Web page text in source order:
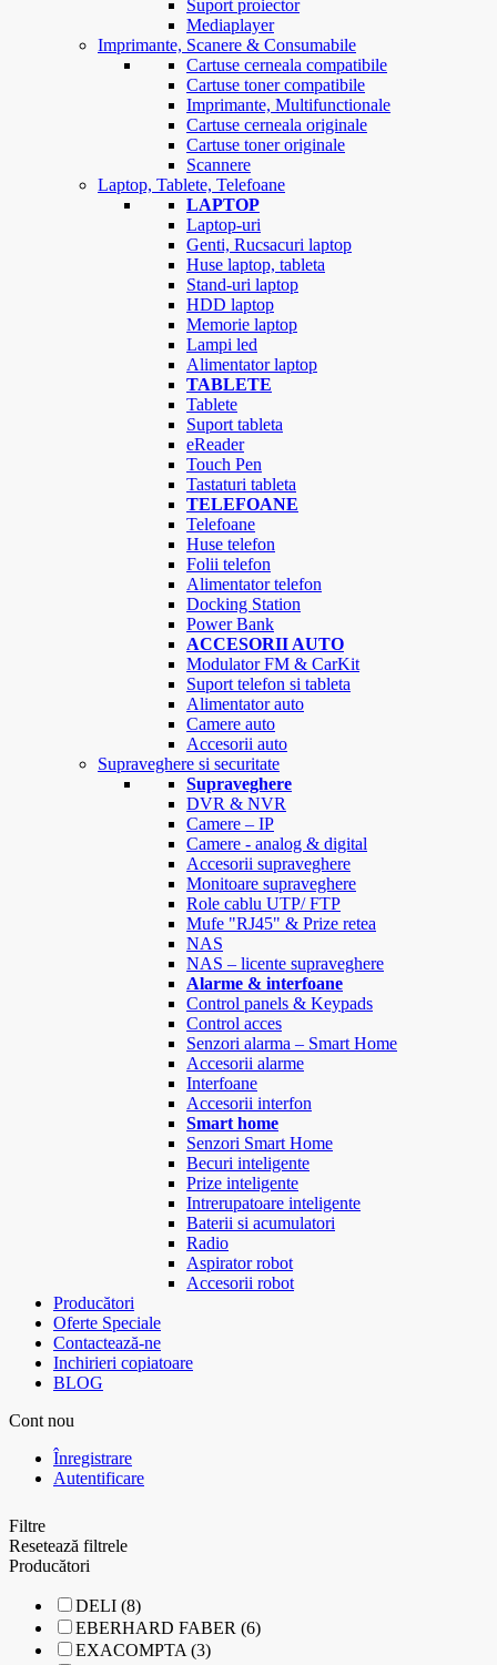
Suport proiector
Mediaplayer
Imprimante, Scanere & Consumabile
Cartuse cerneala compatibile
Cartuse toner compatibile
Imprimante, Multifunctionale
Cartuse cerneala originale
Cartuse toner originale
Scannere
Laptop, Tablete, Telefoane
LAPTOP
Laptop-uri
Genti, Rucsacuri laptop
Huse laptop, tableta
Stand-uri laptop
HDD laptop
Memorie laptop
Lampi led
Alimentator laptop
TABLETE
Tablete
Suport tableta
eReader
Touch Pen
Tastaturi tableta
TELEFOANE
Telefoane
Huse telefon
Folii telefon
Alimentator telefon
Docking Station
Power Bank
ACCESORII AUTO
Modulator FM & CarKit
Suport telefon si tableta
Alimentator auto
Camere auto
Accesorii auto
Supraveghere si securitate
Supraveghere
DVR & NVR
Camere – IP
Camere - analog & digital
Accesorii supraveghere
Monitoare supraveghere
Role cablu UTP/ FTP
Mufe "RJ45" & Prize retea
NAS
NAS – licente supraveghere
Alarme & interfoane
Control panels & Keypads
Control acces
Senzori alarma – Smart Home
Accesorii alarme
Interfoane
Accesorii interfon
Smart home
Senzori Smart Home
Becuri inteligente
Prize inteligente
Intrerupatoare inteligente
Baterii si acumulatori
Radio
Aspirator robot
Accesorii robot
Producători
Oferte Speciale
Contactează-ne
Inchirieri copiatoare
BLOG
Cont nou
Înregistrare
Autentificare
Filtre
Resetează filtrele
Producători
DELI (8)
EBERHARD FABER (6)
EXACOMPTA (3)